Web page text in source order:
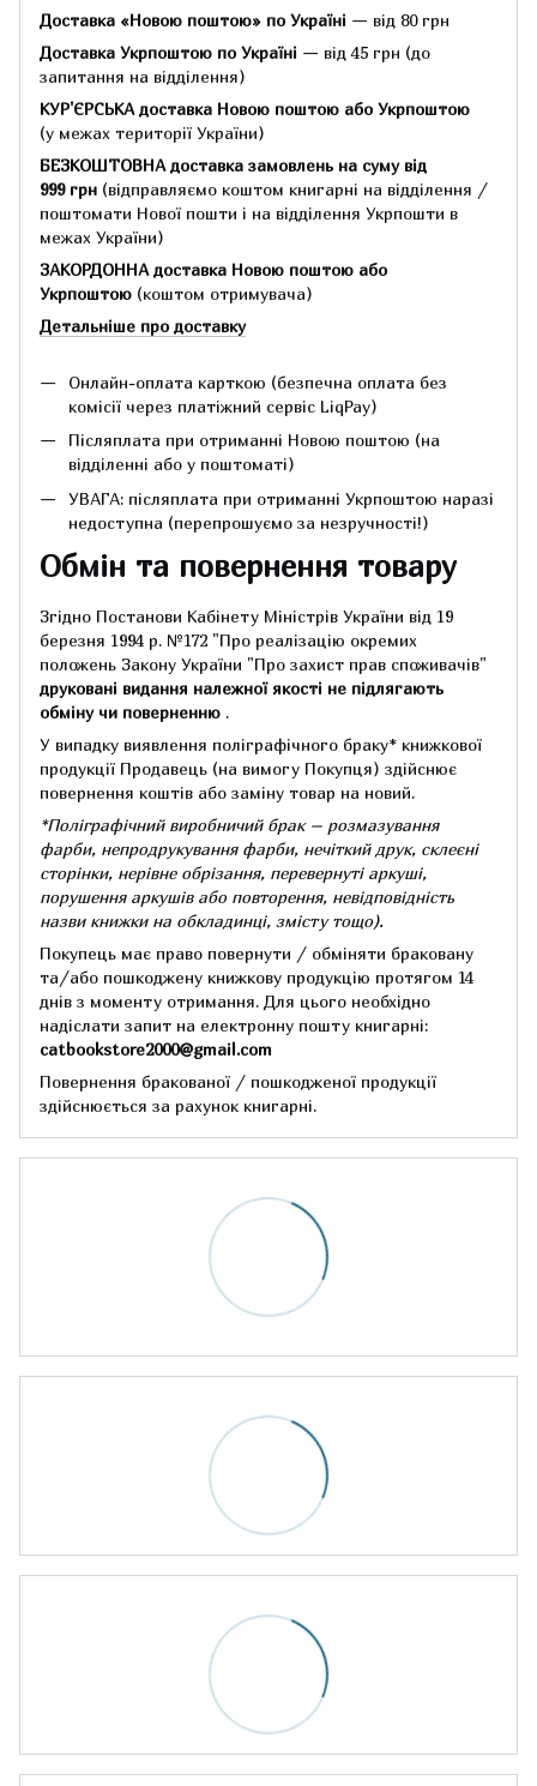
Доставка «Новою поштою» по Україні — від 80 грн
Доставка Укрпоштою по Україні — від 45 грн (до
запитання на відділення)
КУР'ЄРСЬКА доставка Новою поштою або Укрпоштою
(у межах території України)
БЕЗКОШТОВНА доставка замовлень на суму від
999 грн (відправляємо коштом книгарні на відділення /
поштомати Нової пошти і на відділення Укрпошти в
межах України)
ЗАКОРДОННА доставка Новою поштою або
Укрпоштою (коштом отримувача)
Детальніше про доставку
Онлайн-оплата карткою (безпечна оплата без
комісії через платіжний сервіс LiqPay)
Післяплата при отриманні Новою поштою (на
відділенні або у поштоматі)
УВАГА: післяплата при отриманні Укрпоштою наразі
недоступна (перепрошуємо за незручності!)
Обмін та повернення товару
Згідно Постанови Кабінету Міністрів України від 19
березня 1994 р. №172 "Про реалізацію окремих
положень Закону України "Про захист прав споживачів"
друковані видання належної якості не підлягають
обміну чи поверненню .
У випадку виявлення поліграфічного браку* книжкової
продукції Продавець (на вимогу Покупця) здійснює
повернення коштів або заміну товар на новий.
*Поліграфічний виробничий брак – розмазування
фарби, непродрукування фарби, нечіткий друк, склеєні
сторінки, нерівне обрізання, перевернуті аркуші,
порушення аркушів або повторення, невідповідність
назви книжки на обкладинці, змісту тощо).
Покупець має право повернути / обміняти браковану
та/або пошкоджену книжкову продукцію протягом 14
днів з моменту отримання. Для цього необхідно
надіслати запит на електронну пошту книгарні:
catbookstore2000@gmail.com
Повернення бракованої / пошкодженої продукції
здійснюється за рахунок книгарні.